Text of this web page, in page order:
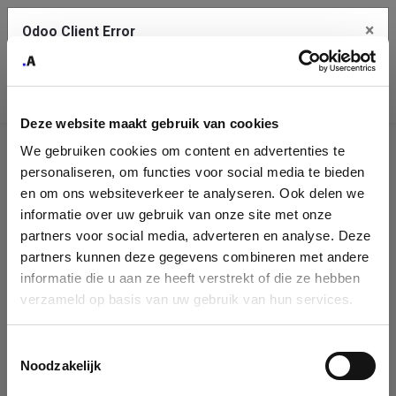
Deze website maakt gebruik van cookies
We gebruiken cookies om content en advertenties te
personaliseren, om functies voor social media te bieden
en om ons websiteverkeer te analyseren. Ook delen we
informatie over uw gebruik van onze site met onze
partners voor social media, adverteren en analyse. Deze
partners kunnen deze gegevens combineren met andere
informatie die u aan ze heeft verstrekt of die ze hebben
verzameld op basis van uw gebruik van hun services.
Noodzakelijk
Company
Identification
Please fill in your company details
You can search a company in our database by name, VAT or
enterprise ID. When a company is selected it will auto-complete the
form. If you don't find your company in our database, you can create
Odoo Client Error ×
service.
See details
Ok